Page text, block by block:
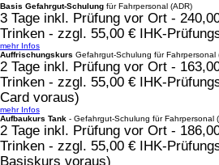
Basis Gefahrgut-Schulung für Fahrpersonal (ADR)
3 Tage inkl. Prüfung vor Ort -
Trinken - zzgl. 55,00 € IHK-
mehr Infos
Auffrischungskurs Gefahrgut-Schulung für Fahrpersonal
2 Tage inkl. Prüfung vor Ort -
Trinken - zzgl. 55,00 € IHK-
Card voraus)
mehr Infos
Aufbaukurs Tank - Gefahrgut-Schulung für Fahrpersonal
2 Tage inkl. Prüfung vor Ort -
Trinken - zzgl. 55,00 € IHK-
Basiskurs voraus)